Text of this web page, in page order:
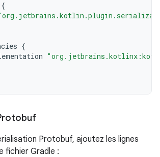
{
{
Protobuf, ajoutez les lignes
fichier Gradle :